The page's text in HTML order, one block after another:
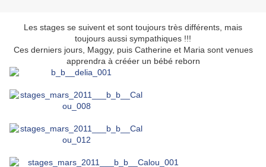
Les stages se suivent et sont toujours très différents, mais
toujours aussi sympathiques !!!
Ces derniers jours, Maggy, puis Catherine et Maria sont venues
apprendra à crééer un bébé reborn